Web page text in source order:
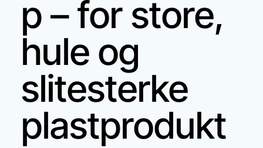
p – for store,
hule og
slitesterke
plastprodukt